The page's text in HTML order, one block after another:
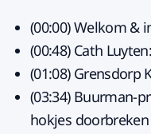
(00:00) Welkom &
(00:48) Cath
(01:08) Grensdorp
(03:34) Buurman-
hokjes doorbreken